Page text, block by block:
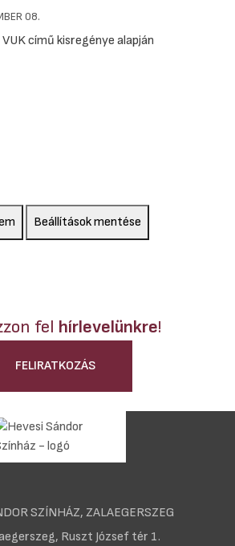
08.
című kisregénye alapján
Beállítások mentése
fel hírlevelünkre!
FELIRATKOZÁS
SZÍNHÁZ, ZALAEGERSZEG
Ruszt József tér 1.